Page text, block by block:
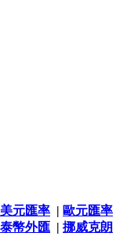
美元匯率 | 歐元匯率
泰幣外匯 | 挪威克朗